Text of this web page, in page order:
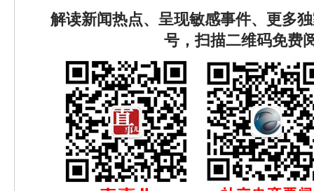
解读新闻热点、呈现敏感事件、更多
号，扫描二维码免费